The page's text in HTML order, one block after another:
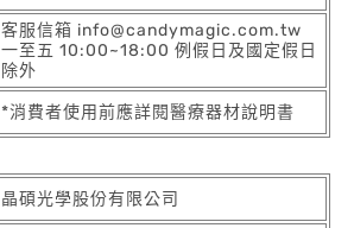
客服信箱 info@candymagic.com.tw
一至五 10:00~18:00 例假日及國定假日
除外
*消費者使用前應詳閱醫療器材說明書
晶碩光學股份有限公司